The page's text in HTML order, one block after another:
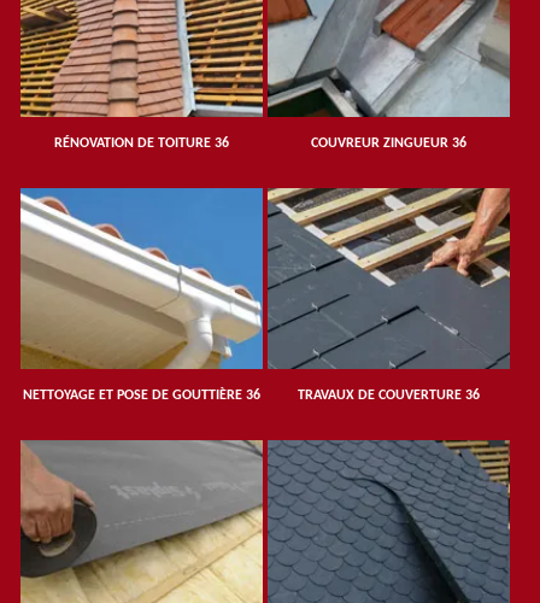
RÉNOVATION DE TOITURE 36 COUVREUR ZINGUEUR 36
NETTOYAGE ET POSE DE GOUTTIÈRE 36 TRAVAUX DE COUVERTURE 36